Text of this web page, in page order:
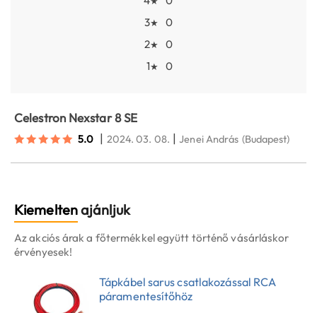
3★
0
2★
0
1★ 0
Celestron Nexstar 8 SE
5.0 | 2024. 03. 08. |Jenei András (Budapest)
Kiemeltenajánljuk
Az akciós árak a főtermékkel együtt történő vásárláskor
érvényesek!
Tápkábel sarus csatlakozással RCA
páramentesítőhöz